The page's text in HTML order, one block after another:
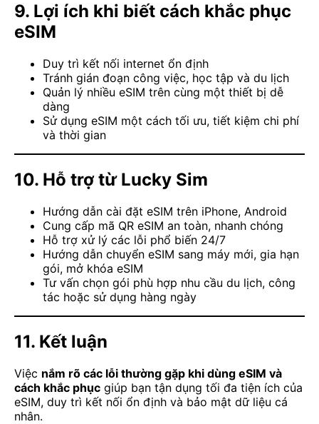
9. Lợi ích khi biết cách khắc phục
eSIM
Duy trì kết nối internet ổn định
Tránh gián đoạn công việc, học tập và du lịch
Quản lý nhiều eSIM trên cùng một thiết bị dễ
dàng
Sử dụng eSIM một cách tối ưu, tiết kiệm chi phí
và thời gian
10. Hỗ trợ từ Lucky Sim
Hướng dẫn cài đặt eSIM trên iPhone, Android
Cung cấp mã QR eSIM an toàn, nhanh chóng
Hỗ trợ xử lý các lỗi phổ biến 24/7
Hướng dẫn chuyển eSIM sang máy mới, gia hạn
gói, mở khóa eSIM
Tư vấn chọn gói phù hợp nhu cầu du lịch, công
tác hoặc sử dụng hàng ngày
11. Kết luận
Việc nắm rõ các lỗi thường gặp khi dùng eSIM và
cách khắc phục giúp bạn tận dụng tối đa tiện ích của
eSIM, duy trì kết nối ổn định và bảo mật dữ liệu cá
nhân.